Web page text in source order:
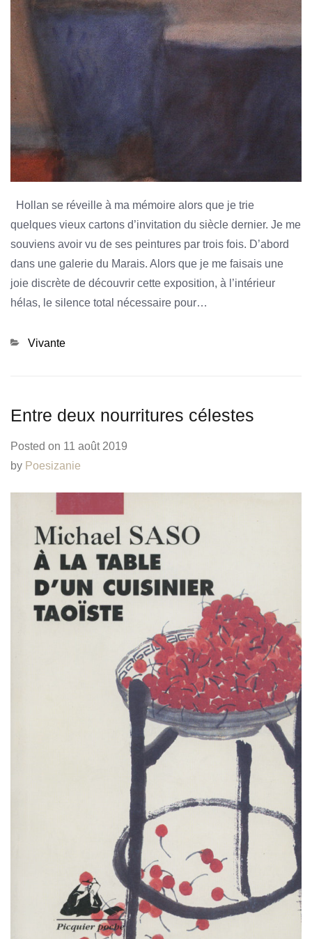
Hollan se réveille à ma mémoire alors que je trie
quelques vieux cartons d’invitation du siècle dernier. Je me
souviens avoir vu de ses peintures par trois fois. D’abord
dans une galerie du Marais. Alors que je me faisais une
joie discrète de découvrir cette exposition, à l’intérieur
hélas, le silence total nécessaire pour…
Categories
Vivante
Entre deux nourritures célestes
Posted on 11 août 2019
by Poesizanie